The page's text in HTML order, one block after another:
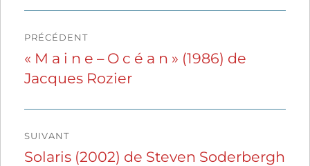
de
l’article
PRÉCÉDENT
Publication
précédente :
« M a i n e – O c é a n » (1986) de
Jacques Rozier
SUIVANT
Publication
Solaris (2002) de Steven Soderbergh